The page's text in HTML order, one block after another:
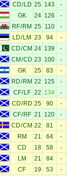
CD/LD 25 143 -
GK 24 126 -
RF/ RM 25 110 -
LD/ LM 23 94 -
CD/CM 24 139 -
CM /CD 23 100 -
GK 25 83 -
RD/ RM 22 125 -
CF/LF 22 134 -
CD/RD 25 90 -
CF/RF 21 120 -
CD/CM 22 81 -
RM 21 64 -
CD 18 58 -
LM 21 84 -
CF 19 53 -